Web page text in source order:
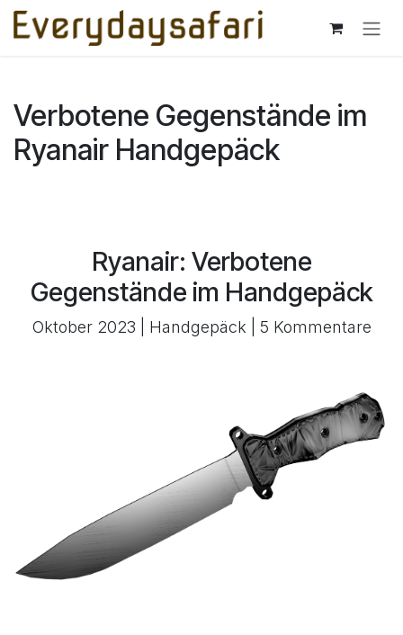
Zum Inhalt springen
Verbotene Gegenstände im
Ryanair Handgepäck
Ryanair: Verbotene
Gegenstände im Handgepäck
Oktober 2023 | Handgepäck | 5 Kommentare